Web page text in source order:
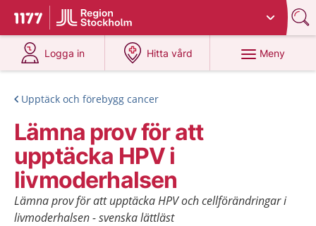
Till startsidan för 1177
Du har valt region
Logga in
på 1177.se
Hitta vård
på 1177.se
Meny
Upptäck och förebygg cancer
Lämna prov för att
upptäcka HPV i
livmoderhalsen
Lämna prov för att upptäcka HPV och cellförändringar i
livmoderhalsen - svenska lättläst